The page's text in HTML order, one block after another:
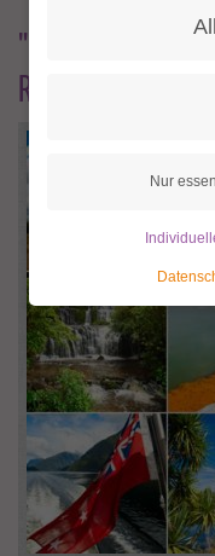
"Nach der Reise
Reise"
Nur